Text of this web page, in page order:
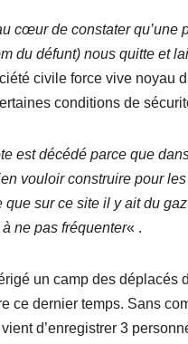
cœur de constater qu’une
du défunt) nous quitte et
civile force vive noyau
conditions de
est décédé parce que
vouloir construire pour
sur ce site il y ait du
ne pas fréquenter« .
un camp des
ce dernier temps. Sans
d’enregistrer 3